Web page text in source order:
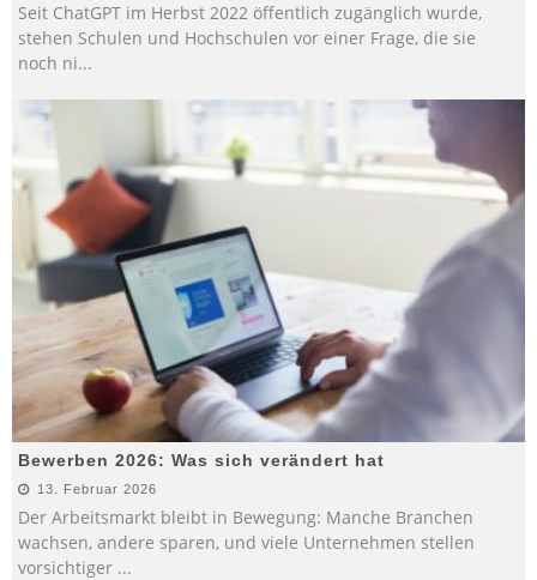
Seit ChatGPT im Herbst 2022 öffentlich zugänglich wurde,
stehen Schulen und Hochschulen vor einer Frage, die sie
noch ni...
Bewerben 2026: Was sich verändert hat
13. Februar 2026
Der Arbeitsmarkt bleibt in Bewegung: Manche Branchen
wachsen, andere sparen, und viele Unternehmen stellen
vorsichtiger ...